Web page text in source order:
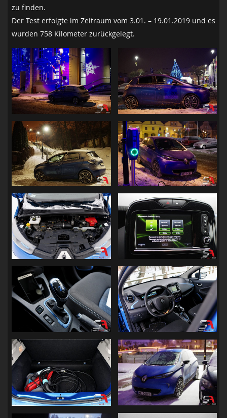
zu finden.
Der Test erfolgte im Zeitraum vom 3.01. – 19.01.2019 und es
wurden 758 Kilometer zurückgelegt.